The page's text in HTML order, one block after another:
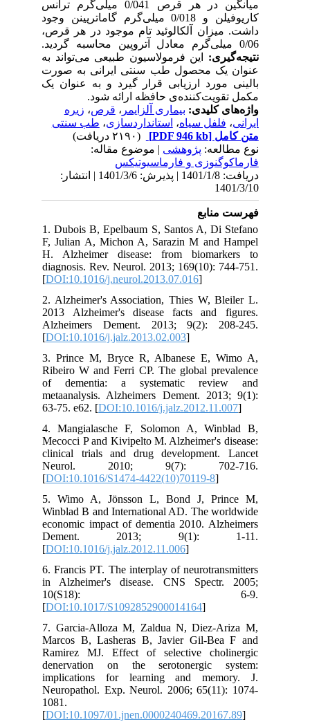
میانگین در هر قرص 0/041 میلی‌گرم ترانس
کاریوفیلن و 0/018 میلی‌گرم گاماترپینن وجود
داشت. میزان آلکالوئید تام موجود در هر قرص،
0/06 میلی‌گرم معادل آتروپین محاسبه گردید.
نتیجه‌گیری:این فرمولاسیون طبیعی می‌تواند به
عنوان یک محصول طب سنتی ایرانی به صورت
بالینی مورد ارزیابی قرار گیرد و به عنوان یک
مکمل تقویت‌کننده‌ی حافظه ارائه شود.
واژه‌های کلیدی:بیماری آلزایمر ،قرص ،زیره
ایرانی ،فلفل سیاه،استانداردسازی، طب سنتی
متن کامل[PDF 946 kb]
(۲۱۹۰ دریافت)
نوع مطالعه:پژوهشی| موضوع مقاله:
فارماكوگنوزی و فارماسيوتيكس
دریافت: 1401/1/8 | پذیرش: 1401/3/6 | انتشار:
1401/3/10
فهرست منابع
1. Dubois B, Epelbaum S, Santos A, Di Stefano
F, Julian A, Michon A, Sarazin M and Hampel
H. Alzheimer disease: from biomarkers to
diagnosis. Rev. Neurol. 2013; 169(10): 744-751.
[DOI:10.1016/j.neurol.2013.07.016
2. Alzheimer's Association, Thies W, Bleiler L.
2013 Alzheimer's disease facts and figures.
Alzheimers Dement. 2013; 9(2): 208-245.
[DOI:10.1016/j.jalz.2013.02.003
3. Prince M, Bryce R, Albanese E, Wimo A,
Ribeiro W and Ferri CP. The global prevalence
of dementia: a systematic review and
metaanalysis. Alzheimers Dement. 2013; 9(1):
63-75. e62. [DOI:10.1016/j.jalz.2012.11.007
4. Mangialasche F, Solomon A, Winblad B,
Mecocci P and Kivipelto M. Alzheimer's disease:
clinical trials and drug development. Lancet
Neurol. 2010; 9(7): 702-716.
[DOI:10.1016/S1474-4422(10)70119-8
5. Wimo A, Jönsson L, Bond J, Prince M,
Winblad B and International AD. The worldwide
economic impact of dementia 2010. Alzheimers
Dement. 2013; 9(1): 1-11.
[DOI:10.1016/j.jalz.2012.11.006
6. Francis PT. The interplay of neurotransmitters
in Alzheimer's disease. CNS Spectr. 2005;
10(S18): 6-9.
[DOI:10.1017/S1092852900014164
7. Garcia-Alloza M, Zaldua N, Diez-Ariza M,
Marcos B, Lasheras B, Javier Gil-Bea F and
Ramirez MJ. Effect of selective cholinergic
denervation on the serotonergic system:
implications for learning and memory. J.
Neuropathol. Exp. Neurol. 2006; 65(11): 1074-
1081.
[DOI:10.1097/01.jnen.0000240469.20167.89